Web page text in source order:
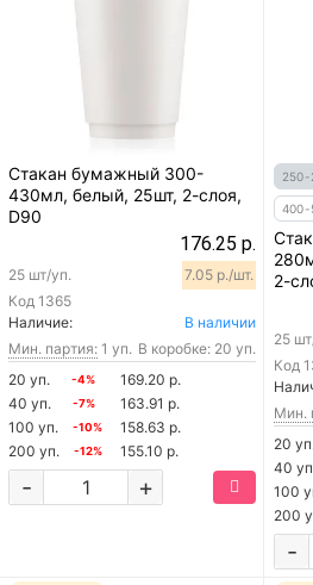
Стакан бумажный 300-
430мл, белый, 25шт, 2-слоя,
D90
176.25 р.
Код 1365
25 шт/уп. 7.05 р./шт.
Наличие:
В наличии
Мин. партия: 1 уп. В коробке: 20 уп.
20 уп.
-4%
169.20 р.
40 уп.
-7%
163.91 р.
100 уп.
-10%
158.63 р.
200 уп.
-12% 155.10 р.
+
-
250-
400-
2-
Код
25
Мин.
20
40
100
200
-